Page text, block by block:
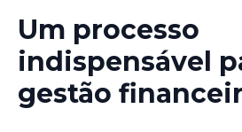
Um processo
indispensável
gestão